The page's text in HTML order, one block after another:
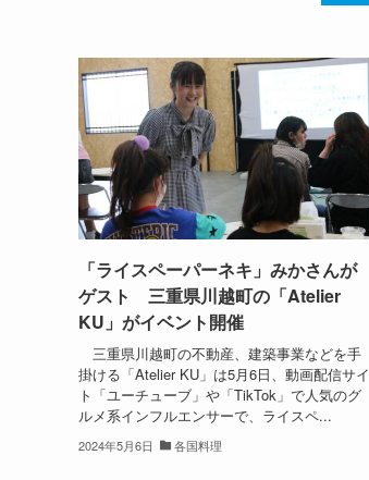
「ライスペーパーネキ」みかさんが
ゲスト 三重県川越町の「Atelier
KU」がイベント開催
三重県川越町の不動産、建築事業などを手
掛ける「Atelier KU」は5月6日、動画配信サイ
ト「ユーチューブ」や「TikTok」で人気のグ
ルメ系インフルエンサーで、ライスペ...
2024年5月6日 各国料理